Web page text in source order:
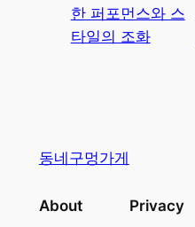
한 퍼포먼스와 스
타일의 조화
동네구멍가게
About Privacy